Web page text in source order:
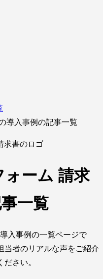
探す
導入事例の記事一覧
ーム 請求
一覧
入事例の一覧ページで
当者のリアルな声をご紹介
さい。